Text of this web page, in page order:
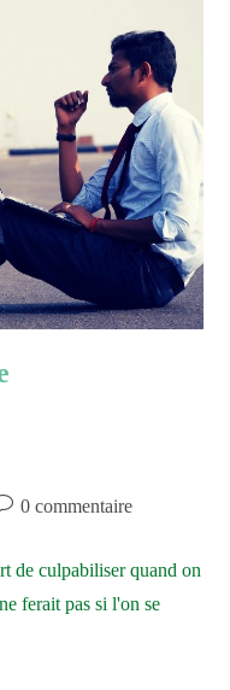
0 commentaire
de culpabiliser quand on
ferait pas si l'on se